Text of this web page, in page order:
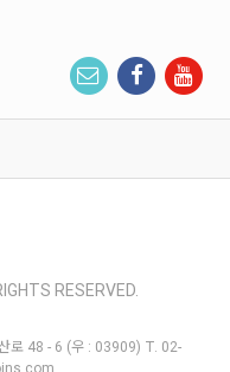
RESERVED.
로 48 - 6 (우 : 03909) T. 02-